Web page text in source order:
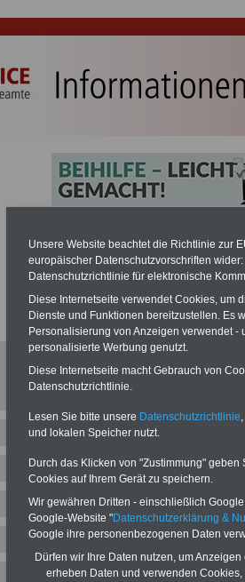
Beamte zum Komplettpreis von 15
geeignet.Sie können Sie zehn
und ausdrucken:Wissenswertes
Beihilfe sowieNebentätigkeitsrecht
ACHTUNG Nachzahlung für alle
Teilweise 5-stellige Nachzahlungen
Post, Telekom und Postbank)
Hier die
abschließen!
Unsere Website beachtet die Richtlinie zur
europäischer Datenschutzvorschriften
Datenschutzrichtlinie für elektronische
Diese Internetseite verwendet Cookies, um
Dienste und Funktionen bereitzustellen. Es
Personalisierung von Anzeigen verwendet
personalisierte Werbung genutzt.
Diese Internetseite macht Gebrauch von
Datenschutzrichtlinie.
Lesen Sie bitte unsere Datenschutzrichtlinie
und lokalen Speicher nutzt.
Durch das Klicken von "Zustimmung"
Cookies auf Ihrem Gerät zu speichern.
Wir gewähren Dritten - einschließlich
Google-Website "Datenschutzerklärung &
Google ihre personenbezogenen Daten
Dürfen wir Ihre Daten nutzen, um
erheben Daten und verwenden